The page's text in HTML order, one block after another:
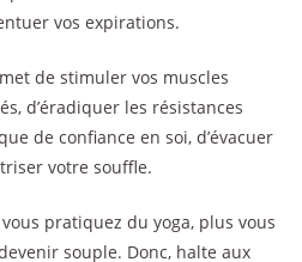
vos expirations.
de stimuler vos muscles
d’éradiquer les résistances
de confiance en soi, d’évacuer
votre souffle.
pratiquez du yoga, plus vous
souple. Donc, halte aux